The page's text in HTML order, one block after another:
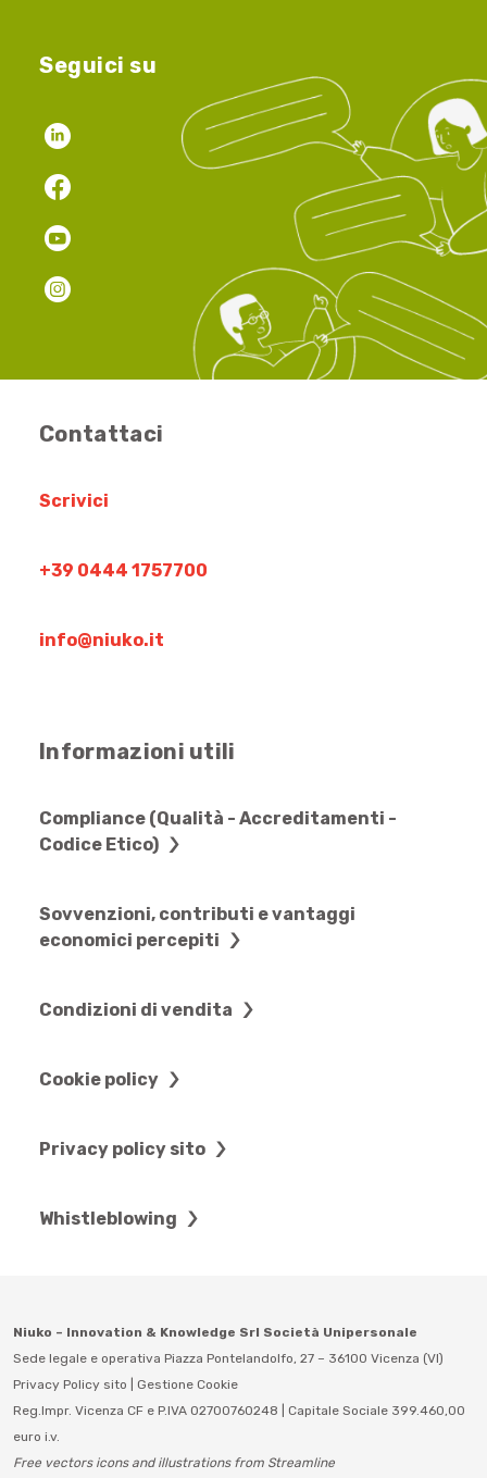
Seguici su
Contattaci
Scrivici
+39 0444 1757700
info@niuko.it
Informazioni utili
Compliance (Qualità - Accreditamenti -
Codice Etico)
Sovvenzioni, contributi e vantaggi
economici percepiti
Condizioni di vendita
Cookie policy
Privacy policy sito
Whistleblowing
Niuko – Innovation & Knowledge Srl Società Unipersonale
Sede legale e operativa Piazza Pontelandolfo, 27 – 36100 Vicenza (VI)
Privacy Policy sito
Gestione Cookie
Reg.Impr. Vicenza CF e P.IVA 02700760248 | Capitale Sociale 399.460,00
euro i.v.
Free vectors icons and illustrations from Streamline